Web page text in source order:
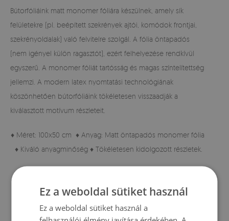
Bútorfóliáink matt monomer fóliára készülnek, amely sík
felületekre (pl. beépített szekrények ajtói, komódok frontjai,
szekrényoldalak) való felvitelre szolgál. A fólia öntapadós
(nem igényel külön ragasztót), ezért felhelyezése rendkívül
egyszerű. A monomer fóliát tartósság és magas színtelítettség
jellemzi. A modern latex nyomtatási technológiának
köszönhetően bútorfóliáink tökéletesen visszaadják a
kiválasztott motívum részleteit.
♦ Méret: 100x50 cm ♦ Anyag: Matt öntapadós monomer fólia
♦ Kiváló anyagminőség ♦ Tökéletesen kidolgozott részletek.
Ez a weboldal sütiket használ
Ez a weboldal sütiket használ a